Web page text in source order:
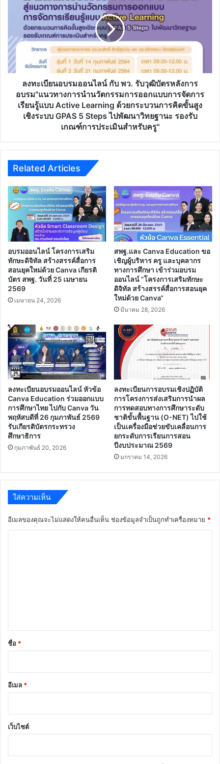
ออนไลน์
โดย
สพม.35
ออนไลน์
พว.
รับ
วุฒิบัตร
หลัง
อบรม"แนวทาง
การนำ
นวัตกรรม
การ
เรียน
รู้
แบบ
Active
Learning
กระบวนการ
คิด
สูง
เชิง
ระบบ
GPAS
5
พัฒนา
วิทยฐานะ
รองรับ
เกณฑ์
การ
ประเมิน
สำหรับ
ครู"
ลงทะเบียนอบรมออนไลน์ กับ พว. รับวุฒิบัตรหลังการ
อบรม"แนวทางการนำนวัตกรรมการออกแบบการจัดการ
เรียนรู้แบบ Active Learning ด้วยกระบวนการคิดขั้นสูง
เชิงระบบ GPAS 5 Steps ไปพัฒนาวิทยฐานะ รองรับ
เกณฑ์การประเมินสำหรับครู"
Related Articles
อบรมออนไลน์ โครงการเสริม
ทักษะดิจิทัล สร้างสรรค์สื่อการ
สอนยุคใหม่ด้วย Canva เกียรติ
บัตร สพฐ. วันที่ 25 เมษายน
2569
เมษายน 24, 2026
สพฐ.และ Canva Education ขอ
เชิญผู้บริหาร ครู และบุคลากร
ทางการศึกษา เข้าร่วมอบรม
ออนไลน์ “โครงการเสริมทักษะ
ดิจิทัล สร้างสรรค์สื่อการสอนยุค
ใหม่ด้วย Canva“
มีนาคม 28, 2026
ลงทะเบียนอบรมออนไลน์ หัวข้อ
Canva Education ร่วมออกแบบ
การศึกษาไทย ไปกับ Canva วัน
พฤหัสบดีที่ 26 กุมภาพันธ์ 2569
รับเกียรติบัตรกระทรวง
ศึกษาธิการ
กุมภาพันธ์ 20, 2026
ลงทะเบียนการอบรมเชิงปฏิบัติ
การโครงการส่งเสริมการนำผล
การทดสอบทางการศึกษาระดับ
ชาติขั้นพื้นฐาน (O-NET) ไปใช้
เป็นเครื่องมือช่วยขับเคลื่อนการ
ยกระดับการเรียนการสอน
ปีงบประมาณ 2569
มกราคม 14, 2026
ใส่ความเห็น
อีเมลของคุณจะไม่แสดงให้คนอื่นเห็น ช่องข้อมูลจำเป็นถูกทำเครื่องหมาย *
*
ชื่อ *
อีเมล *
เว็บไซต์